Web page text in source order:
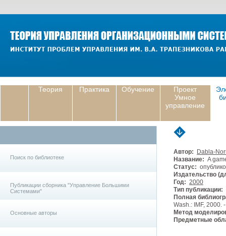
Теория Практика Обучение
Проект
Умное
управление
Поиск по библиотеке
Публикации сборника "Управление Большими
Системами"
Основные авторы
Автор:
Dabla-
Название: A
Статус:
Издательство
Год: 2000
Тип публикации:
Полная
Wash.: IMF, 2000.
Метод
Предметные